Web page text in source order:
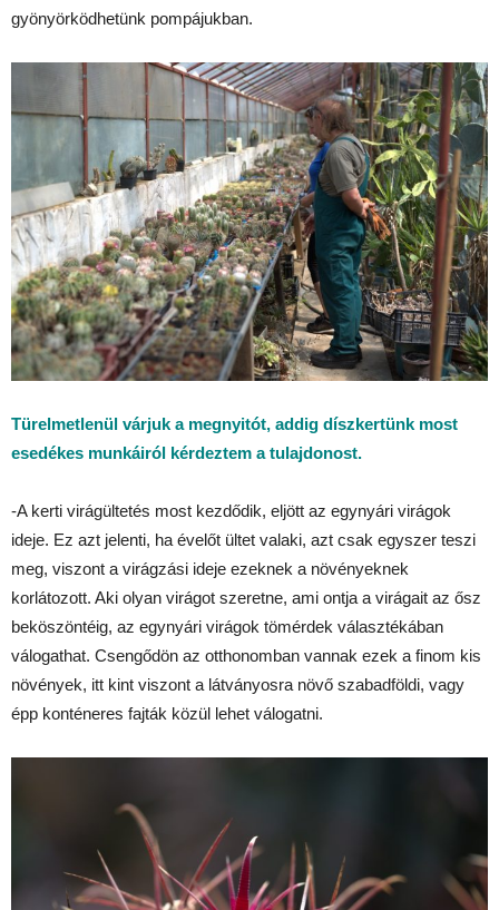
gyönyörködhetünk pompájukban.
Türelmetlenül várjuk a megnyitót, addig díszkertünk most
esedékes munkáiról kérdeztem a tulajdonost.
-A kerti virágültetés most kezdődik, eljött az egynyári virágok
ideje. Ez azt jelenti, ha évelőt ültet valaki, azt csak egyszer teszi
meg, viszont a virágzási ideje ezeknek a növényeknek
korlátozott. Aki olyan virágot szeretne, ami ontja a virágait az ősz
beköszöntéig, az egynyári virágok tömérdek választékában
válogathat. Csengődön az otthonomban vannak ezek a finom kis
növények, itt kint viszont a látványosra növő szabadföldi, vagy
épp konténeres fajták közül lehet válogatni.